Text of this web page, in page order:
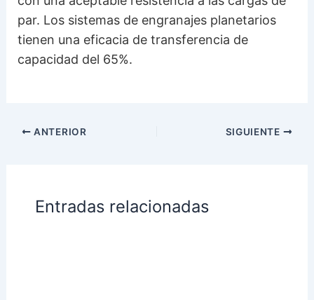
par. Los sistemas de engranajes planetarios
tienen una eficacia de transferencia de
capacidad del 65%.
ANTERIOR SIGUIENTE
Entradas relacionadas